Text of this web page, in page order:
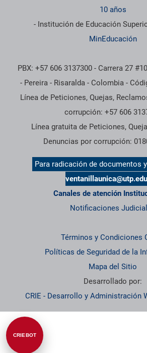
10 años
- Institución de Educación
MinEducación
PBX: +57 606 3137300 - Carrera 27
- Pereira - Risaralda - Colombia -
Línea de Peticiones, Quejas,
corrupción: +57 606
Línea gratuita de Peticiones,
Denuncias por corrupción:
Para radicación de documentos
Canales de atención
Notificaciones
Términos y Condiciones
Políticas de Seguridad de la
Mapa del Sitio
Desarrollado por:
CRIE - Desarrollo y Administración
CRIEBOT